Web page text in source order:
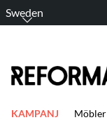
Sweden
KAMPANJ Möbler